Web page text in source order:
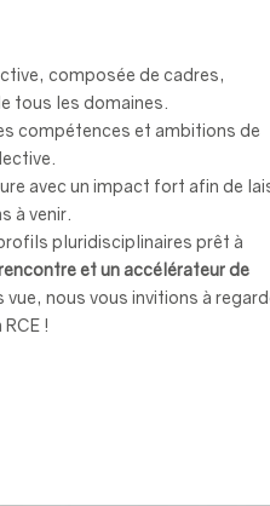
composée de cadres,
tous les domaines.
compétences et ambitions de
avec un impact fort afin de
à venir.
pluridisciplinaires prêt à
et un accélérateur de
vue, nous vous invitions à
!